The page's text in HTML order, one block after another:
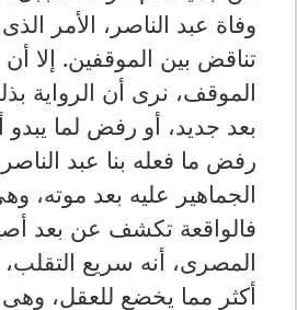
وفاة عبد الناصر، الأمر
تناقض بين الموقفين. إلا
الموقف، نرى أن الرواية
بعد جديد، أو رفض لما يبدو
الجماهير عليه بعد موته،
فالواقعة تكشف عن بعد
المصرى، أنه سريع
أكثر مما يخضع للعقل،